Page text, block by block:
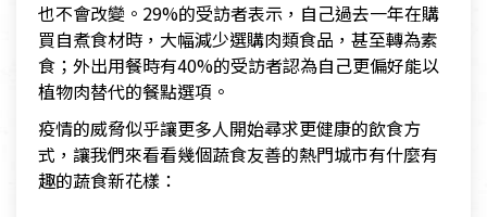
也不會改變。29%的受訪者表示，自己過去一年在購
買自煮食材時，大幅減少選購肉類食品，甚至轉為素
食；外出用餐時有40%的受訪者認為自己更偏好能以
植物肉替代的餐點選項。
疫情的威脅似乎讓更多人開始尋求更健康的飲食方
式，讓我們來看看幾個蔬食友善的熱門城市有什麼有
趣的蔬食新花樣：